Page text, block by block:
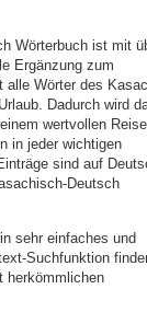
Wörterbuch ist mit
Ergänzung zum
alle Wörter des
Dadurch wird
wertvollen
in jeder wichtigen
sind auf
Deutsch
sehr einfaches und
Suchfunktion
herkömmlichen